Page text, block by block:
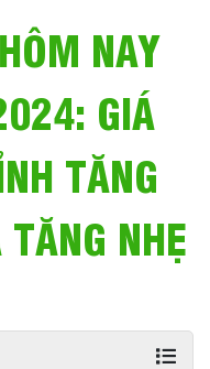
NAY
GIÁ
TĂNG
NHẸ